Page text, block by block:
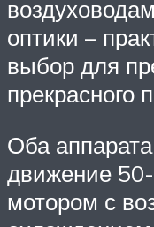
оптики –
выбор для
прекрасного
Оба
движение
мотором с